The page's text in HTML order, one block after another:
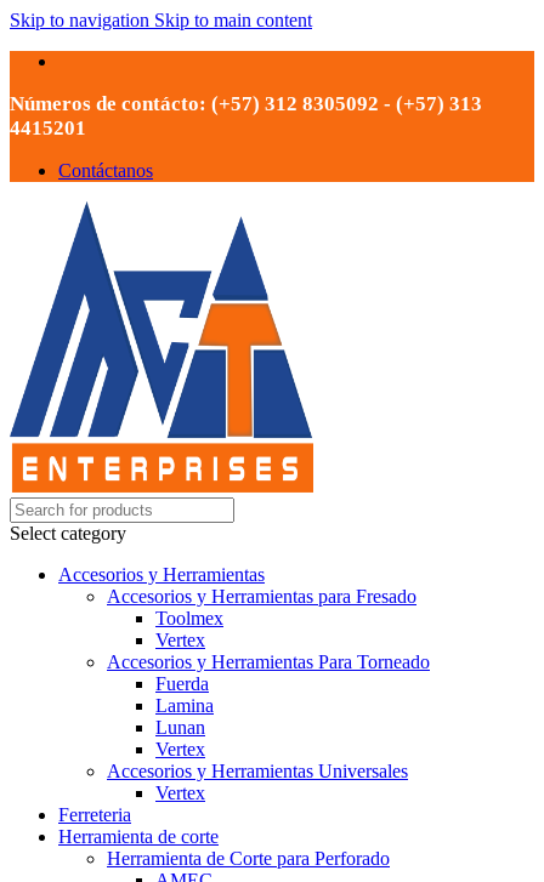
Skip to navigation Skip to main content
Números de contácto: (+57) 312 8305092 - (+57) 313
4415201
Contáctanos
Select category
Accesorios y Herramientas
Accesorios y Herramientas para Fresado
Toolmex
Vertex
Accesorios y Herramientas Para Torneado
Fuerda
Lamina
Lunan
Vertex
Accesorios y Herramientas Universales
Vertex
Ferreteria
Herramienta de corte
Herramienta de Corte para Perforado